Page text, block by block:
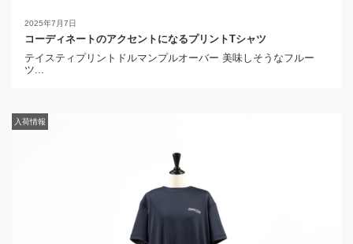
2025年7月7日
コーディネートのアクセントになるプリントTシャツ
テイスティプリントドルマンプルオーバー 美味しそうなフルー
ツ...
入荷情報